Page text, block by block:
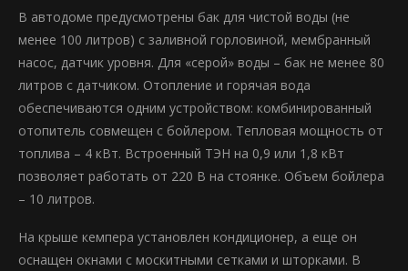
В автодоме предусмотрены бак для чистой воды (не
менее 100 литров) с заливной горловиной, мембранный
насос, датчик уровня. Для «серой» воды – бак не менее 80
литров с датчиком. Отопление и горячая вода
обеспечиваются одним устройством: комбинированный
отопитель совмещен с бойлером. Тепловая мощность от
топлива – 4 кВт. Встроенный ТЭН на 0,9 или 1,8 кВт
позволяет работать от 220 В на стоянке. Объем бойлера
– 10 литров.
На крыше кемпера установлен кондиционер, а еще он
оснащен окнами с москитными сетками и шторками. В